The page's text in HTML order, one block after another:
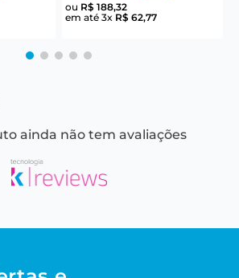
ou R$ 188,32
em até 3x R$ 62,77
ainda não tem avaliações